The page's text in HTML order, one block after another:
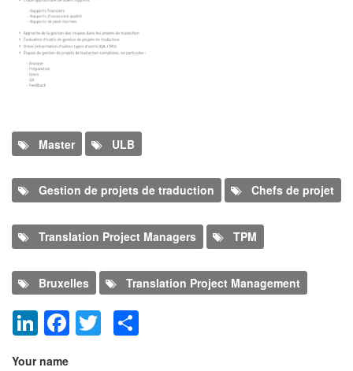
Master
ULB
Gestion de projets de traduction Chefs de projet
Translation Project Managers TPM
Bruxelles Translation Project Management
LinkedIn
Facebook
Twitter
Your name